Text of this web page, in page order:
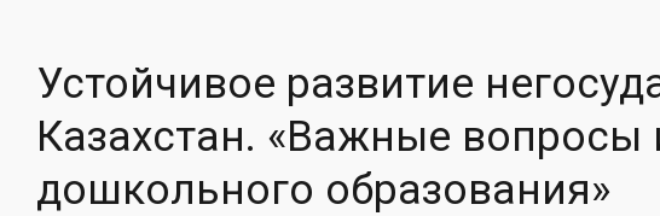
Устойчивое развитие
Казахстан. «Важные
дошкольного образования»